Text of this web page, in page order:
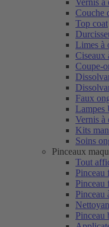
Vernis à
Couche
Top coat
Limes à
Ciseaux
Coupe-
Faux
Lampes
Vernis à
Kits
Soins
Pinceaux
Tout
Pinceau
Pinceau
Pinceau
Pinceau